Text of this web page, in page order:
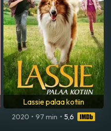
Lassie palaa kotiin
2020 • 97 min • 5,6